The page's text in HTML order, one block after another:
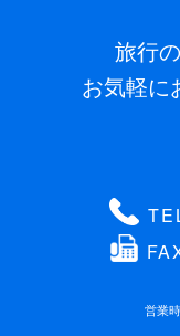
旅行
お気軽に
営業